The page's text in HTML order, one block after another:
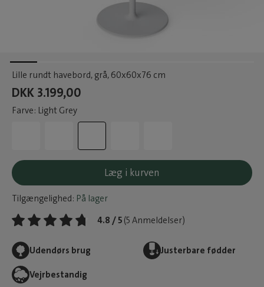
Lille rundt havebord, grå, 60x60x76 cm
DKK 3.199,00
Farve: Light Grey
Læg i kurven
Tilgængelighed: På lager
4.8 / 5 (5 Anmeldelser)
Udendørs brug Justerbare fødder
Vejrbestandig